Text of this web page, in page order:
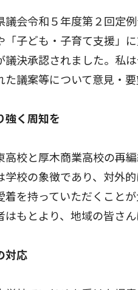
会令和５年度第２回定
「子ども・子育て支援」
議決承認されました。私
た議案等について意見・要
強く周知を
校と厚木商業高校の再
学校の象徴であり、対外
着を持っていただくこと
はもとより、地域の皆さ
対応